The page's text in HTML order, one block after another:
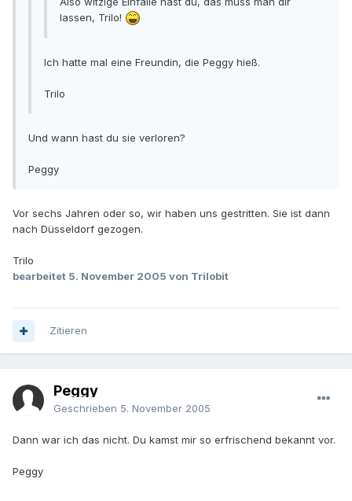
lassen, Trilo!
Ich hatte mal eine Freundin, die Peggy hieß.
Trilo
Und wann hast du sie verloren?
Peggy
Vor sechs Jahren oder so, wir haben uns gestritten. Sie ist dann
nach Düsseldorf gezogen.
Trilo
bearbeitet 5. November 2005 von Trilobit
Zitieren
Peggy
Geschrieben 5. November 2005
Dann war ich das nicht. Du kamst mir so erfrischend bekannt vor.
Peggy